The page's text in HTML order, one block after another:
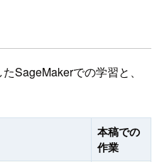
SageMakerでの学習と、
本稿での
作業